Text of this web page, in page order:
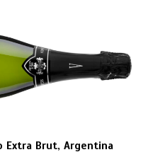
Extra Brut, Argentina